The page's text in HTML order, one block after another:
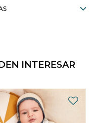
INTERESAR